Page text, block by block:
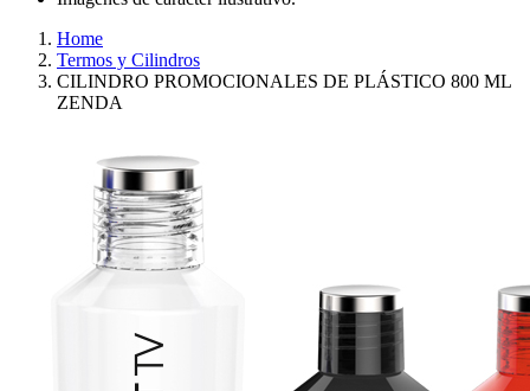
Home
Termos y Cilindros
CILINDRO PROMOCIONALES DE PLÁSTICO 800 ML
ZENDA